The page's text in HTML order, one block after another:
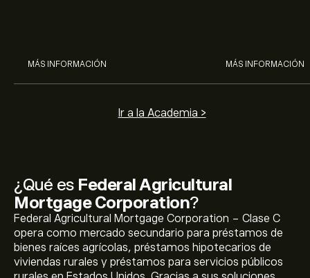
¿Qué es Federal Agricultural
Mortgage Corporation?
Federal Agricultural Mortgage Corporation - Clase C
opera como mercado secundario para préstamos de
bienes raíces agrícolas, préstamos hipotecarios de
viviendas rurales y préstamos para servicios públicos
MÁS INFORMACIÓN MÁS INFORMACIÓN
Ir a la Academia >